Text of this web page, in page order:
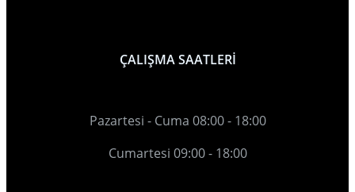
ÇALIŞMA SAATLERİ
Pazartesi - Cuma 08:00 - 18:00
Cumartesi 09:00 - 18:00